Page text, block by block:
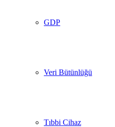
GDP
Veri Bütünlüğü
Tıbbi Cihaz